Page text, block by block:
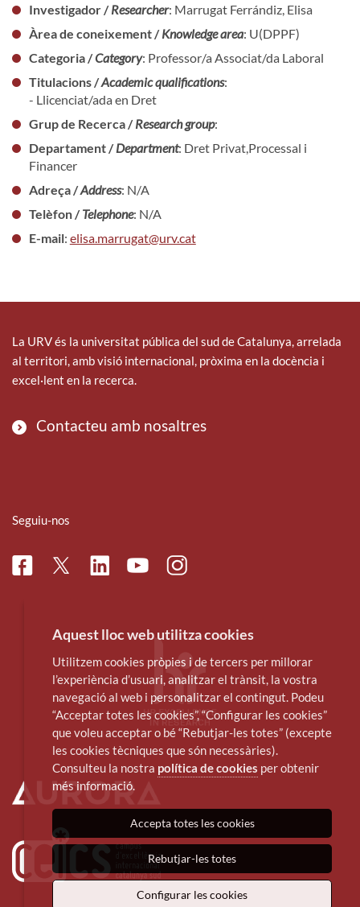
Investigador /Researcher: Marrugat Ferrándiz, Elisa
Àrea de coneixement /Knowledge area: U(DPPF)
Categoria /Category: Professor/a Associat/da Laboral
Titulacions /Academic qualifications:
- Llicenciat/ada en Dret
Grup de Recerca /Research group:
Departament /Department: Dret Privat,Processal i
Financer
Adreça /Address: N/A
Telèfon /Telephone: N/A
E-mail: elisa.marrugat@urv.cat
La URV és la universitat pública del sud de Catalunya, arrelada
al territori, amb visió internacional, pròxima en la docència i
excel·lent en la recerca.
Contacteu amb nosaltres
Seguiu-nos
FacebookTwitterLinkedinYoutubeInstagram
Aquest lloc web utilitza cookies
Utilitzem cookies pròpies i de tercers per millorar
l’experiència d’usuari, analitzar el trànsit, la vostra
navegació al web i personalitzar el contingut. Podeu
“Acceptar totes les cookies”, “Configurar les cookies”
que voleu acceptar o bé “Rebutjar-les totes” (excepte
les cookies tècniques que són necessàries).
Consulteu la nostra política de cookies per obtenir
més informació.
Accepta totes les cookies
Rebutjar-les totes
Configurar les cookies